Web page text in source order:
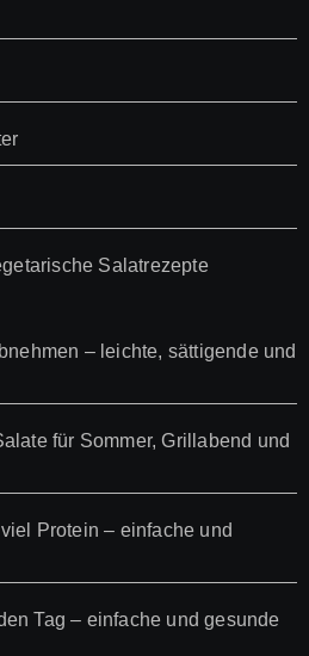
Salatrezepte
– leichte, sättigende und
für Sommer, Grillabend und
Protein – einfache und
Tag – einfache und gesunde